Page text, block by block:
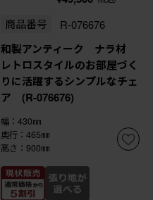
商品番号 R-076676
和製アンティーク ナラ材
レトロスタイルのお部屋づく
りに活躍するシンプルなチェ
ア (R-076676)
幅：430㎜
奥行：465㎜
高さ：900㎜